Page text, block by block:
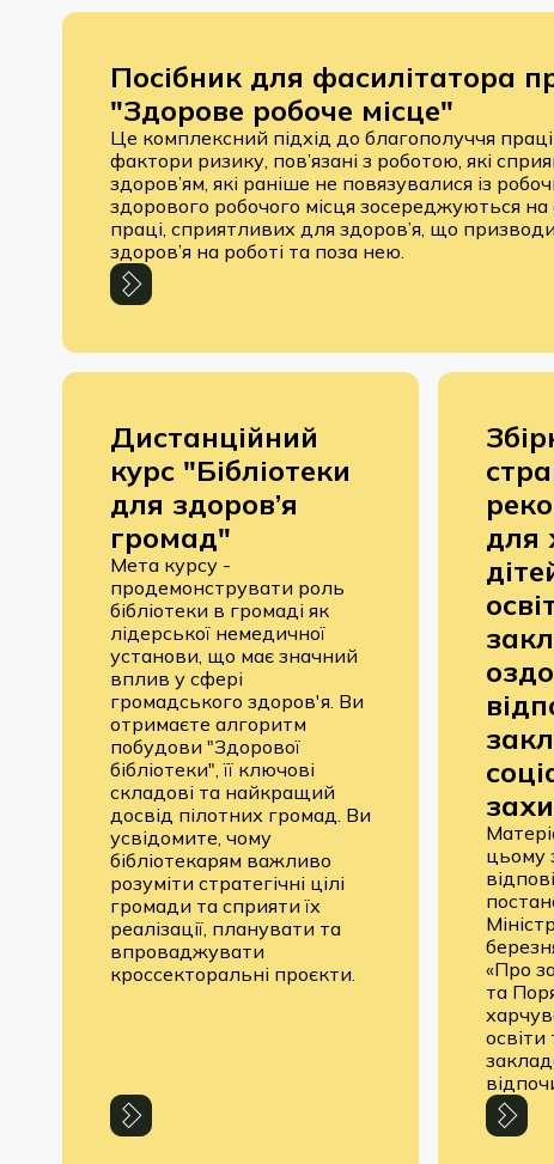
Посібник для фасилітатора
"Здорове робоче місце"
Це комплексний підхід до благополуччя
фактори ризику, пов’язані з роботою, які
здоров’ям, які раніше не повязувалися із
здорового робочого місця зосереджуються на
праці, сприятливих для здоров’я, що
здоров’я на роботі та поза нею.
Дистанційний
курс "Бібліотеки
для здоров’я
громад"
Мета курсу -
продемонструвати роль
бібліотеки в громаді як
лідерської немедичної
установи, що має значний
вплив у сфері
громадського здоров'я. Ви
отримаєте алгоритм
побудови "Здорової
бібліотеки", її ключові
складові та найкращий
досвід пілотних громад. Ви
усвідомите, чому
бібліотекарям важливо
розуміти стратегічні цілі
громади та сприяти їх
реалізації, планувати та
впроваджувати
кроссекторальні проєкти.
для
цьому
«Про
та